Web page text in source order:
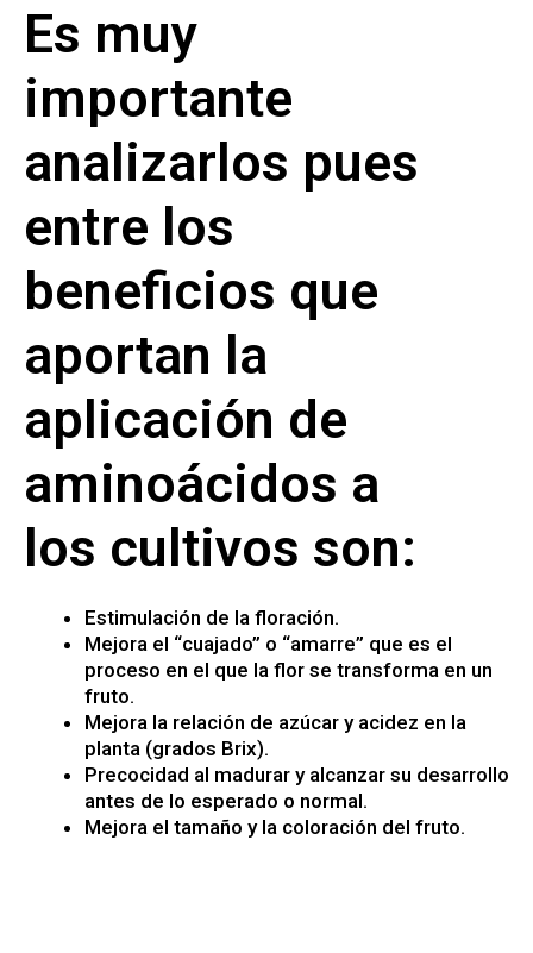
Es muy
importante
analizarlos pues
entre los
beneficios que
aportan la
aplicación de
aminoácidos a
los cultivos son:
Estimulación de la floración.
Mejora el “cuajado” o “amarre” que es el
proceso en el que la flor se transforma en un
fruto.
Mejora la relación de azúcar y acidez en la
planta (grados Brix).
Precocidad al madurar y alcanzar su desarrollo
antes de lo esperado o normal.
Mejora el tamaño y la coloración del fruto.